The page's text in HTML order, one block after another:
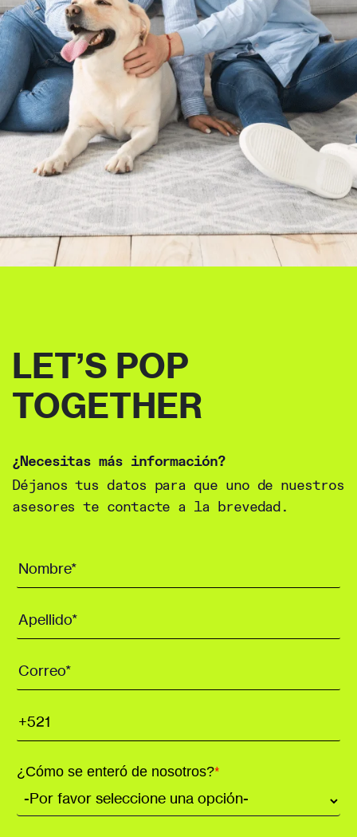
LET’S POP
TOGETHER
¿Necesitas más información?
Déjanos tus datos para que uno de nuestros
asesores te contacte a la brevedad.
¿Cómo se enteró de nosotros?*